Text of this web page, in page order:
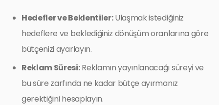
Hedefler ve Beklentiler:Ulaşmak istediğiniz
hedeflere ve beklediğiniz dönüşüm oranlarına göre
bütçenizi ayarlayın.
Reklam Süresi:Reklamın yayınlanacağı süreyi ve
bu süre zarfında ne kadar bütçe ayırmanız
gerektiğini hesaplayın.